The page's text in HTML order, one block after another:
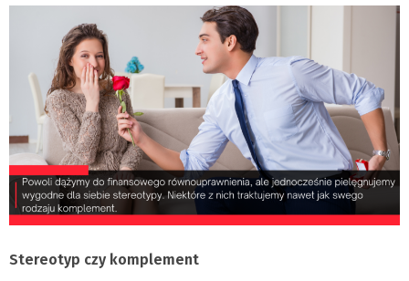
Stereotyp czy komplement